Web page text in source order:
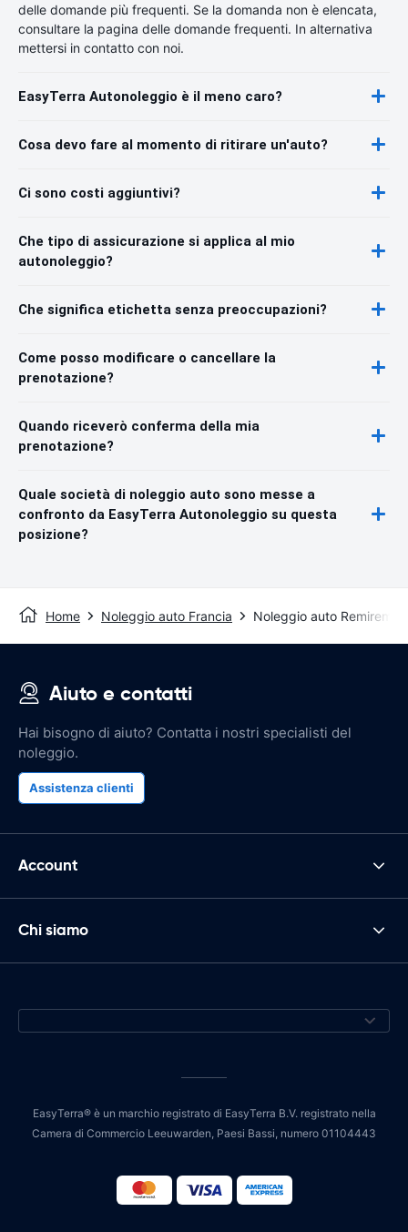
delle domande più frequenti. Se la domanda non è elencata,
consultare la pagina delle domande frequenti. In alternativa
mettersi in contatto con noi.
EasyTerra Autonoleggio è il meno caro?
Cosa devo fare al momento di ritirare un'auto?
Ci sono costi aggiuntivi?
Che tipo di assicurazione si applica al mio
autonoleggio?
Che significa etichetta senza preoccupazioni?
Come posso modificare o cancellare la
prenotazione?
Quando riceverò conferma della mia
prenotazione?
Quale società di noleggio auto sono messe a
confronto da EasyTerra Autonoleggio su questa
posizione?
Home Noleggio auto Francia Noleggio auto
Aiuto e contatti
Hai bisogno di aiuto? Contatta i nostri specialisti del
noleggio.
Assistenza clienti
Account
Chi siamo
EasyTerra® è un marchio registrato di EasyTerra B.V. registrato nella
Camera di Commercio Leeuwarden, Paesi Bassi, numero 01104443